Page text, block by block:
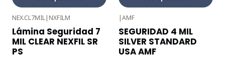
-3%
OFF
NEX.CL7MIL| NXFILM
Lámina Seguridad 7
MIL CLEAR NEXFIL SR
PS
-3%
OFF
|AMF
SEGURIDAD 4 MIL
SILVER STANDARD
USA AMF